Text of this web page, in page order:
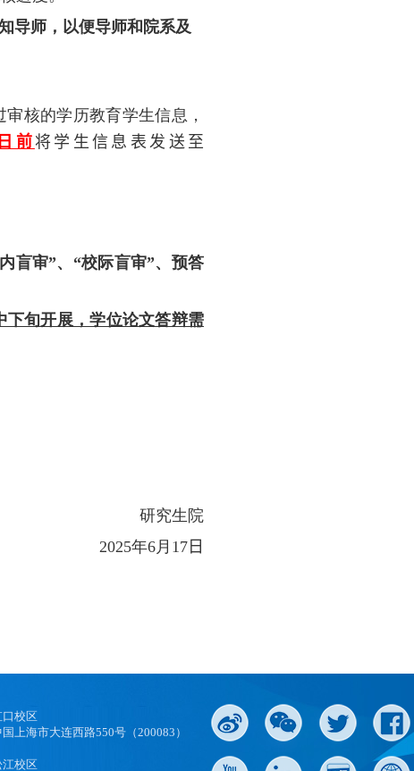
导师，以便导师和院系及
核的学历教育学生信息，
前将学生信息表发送至
盲审”、“校际盲审”、预答
下旬开展，学位论文答辩需
研究生院
2025年6月 17 日
口校区
国上海市大连西路550号（200083）
江校区